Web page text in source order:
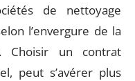
de nettoyage
l’envergure de la
Choisir un contrat
peut s’avérer plus